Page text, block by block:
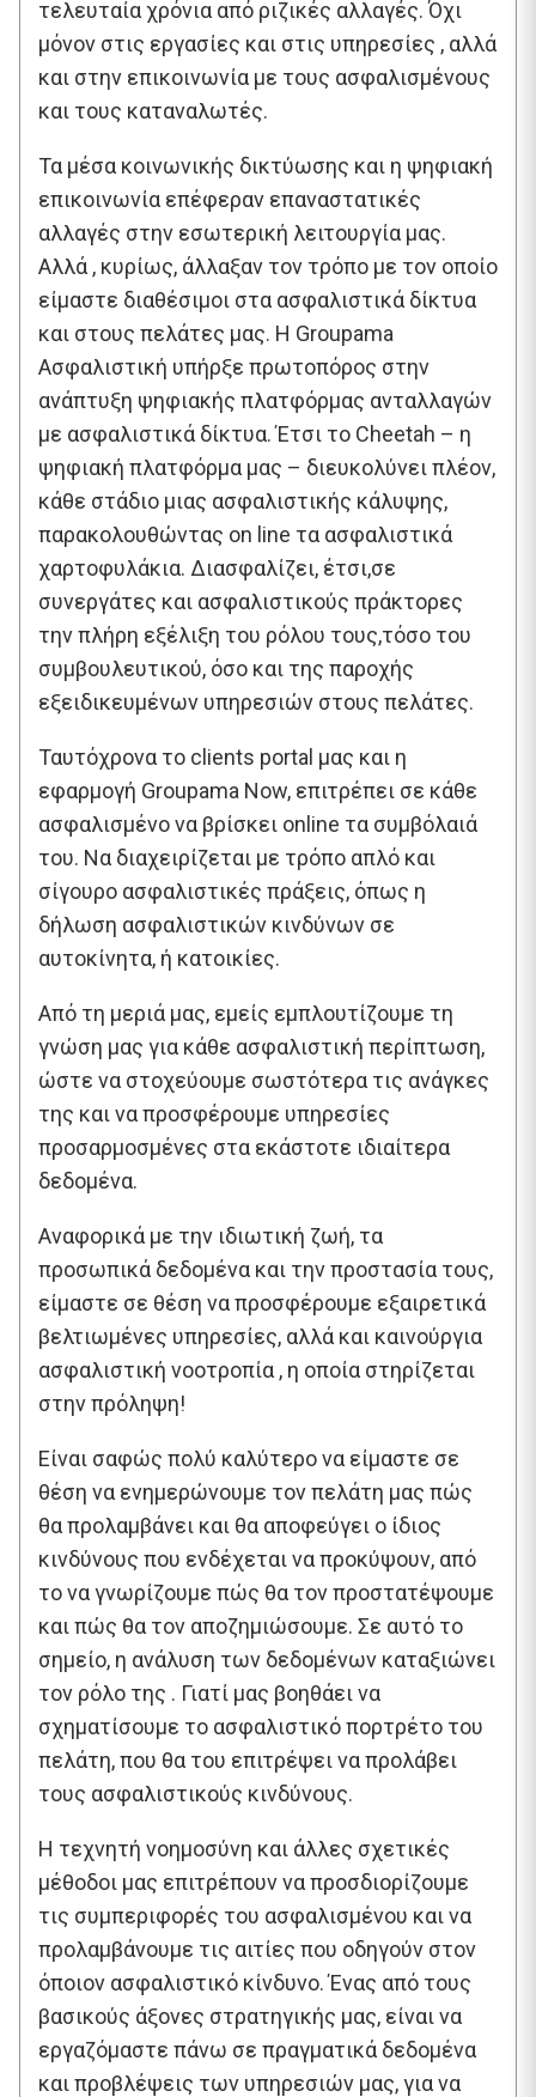
τελευταία χρόνια από ριζικές αλλαγές. Όχι
μόνον στις εργασίες και στις υπηρεσίες , αλλά
και στην επικοινωνία με τους ασφαλισμένους
και τους καταναλωτές.
Τα μέσα κοινωνικής δικτύωσης και η ψηφιακή
επικοινωνία επέφεραν επαναστατικές
αλλαγές στην εσωτερική λειτουργία μας.
Αλλά , κυρίως, άλλαξαν τον τρόπο με τον οποίο
είμαστε διαθέσιμοι στα ασφαλιστικά δίκτυα
και στους πελάτες μας. Η Groupama
Ασφαλιστική υπήρξε πρωτοπόρος στην
ανάπτυξη ψηφιακής πλατφόρμας ανταλλαγών
με ασφαλιστικά δίκτυα. Έτσι το Cheetah – η
ψηφιακή πλατφόρμα μας – διευκολύνει πλέον,
κάθε στάδιο μιας ασφαλιστικής κάλυψης,
παρακολουθώντας on line τα ασφαλιστικά
χαρτοφυλάκια. Διασφαλίζει, έτσι,σε
συνεργάτες και ασφαλιστικούς πράκτορες
την πλήρη εξέλιξη του ρόλου τους,τόσο του
συμβουλευτικού, όσο και της παροχής
εξειδικευμένων υπηρεσιών στους πελάτες.
Ταυτόχρονα το clients portal μας και η
εφαρμογή Groupama Now, επιτρέπει σε κάθε
ασφαλισμένο να βρίσκει online τα συμβόλαιά
του. Να διαχειρίζεται με τρόπο απλό και
σίγουρο ασφαλιστικές πράξεις, όπως η
δήλωση ασφαλιστικών κινδύνων σε
αυτοκίνητα, ή κατοικίες.
Από τη μεριά μας, εμείς εμπλουτίζουμε τη
γνώση μας για κάθε ασφαλιστική περίπτωση,
ώστε να στοχεύουμε σωστότερα τις ανάγκες
της και να προσφέρουμε υπηρεσίες
προσαρμοσμένες στα εκάστοτε ιδιαίτερα
δεδομένα.
Αναφορικά με την ιδιωτική ζωή, τα
προσωπικά δεδομένα και την προστασία τους,
είμαστε σε θέση να προσφέρουμε εξαιρετικά
βελτιωμένες υπηρεσίες, αλλά και καινούργια
ασφαλιστική νοοτροπία , η οποία στηρίζεται
στην πρόληψη!
Είναι σαφώς πολύ καλύτερο να είμαστε σε
θέση να ενημερώνουμε τον πελάτη μας πώς
θα προλαμβάνει και θα αποφεύγει ο ίδιος
κινδύνους που ενδέχεται να προκύψουν, από
το να γνωρίζουμε πώς θα τον προστατέψουμε
και πώς θα τον αποζημιώσουμε. Σε αυτό το
σημείο, η ανάλυση των δεδομένων καταξιώνει
τον ρόλο της . Γιατί μας βοηθάει να
σχηματίσουμε το ασφαλιστικό πορτρέτο του
πελάτη, που θα του επιτρέψει να προλάβει
τους ασφαλιστικούς κινδύνους.
Η τεχνητή νοημοσύνη και άλλες σχετικές
μέθοδοι μας επιτρέπουν να προσδιορίζουμε
τις συμπεριφορές του ασφαλισμένου και να
προλαμβάνουμε τις αιτίες που οδηγούν στον
όποιον ασφαλιστικό κίνδυνο. Ένας από τους
βασικούς άξονες στρατηγικής μας, είναι να
εργαζόμαστε πάνω σε πραγματικά δεδομένα
και προβλέψεις των υπηρεσιών μας, για να